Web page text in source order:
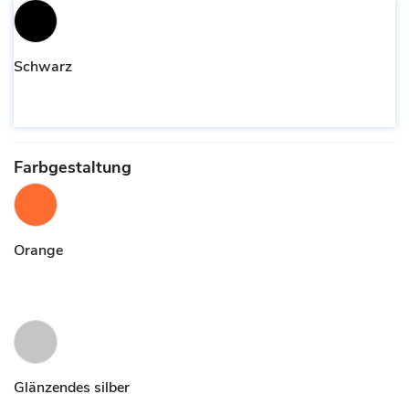
Schwarz
Farbgestaltung
Orange
Glänzendes silber